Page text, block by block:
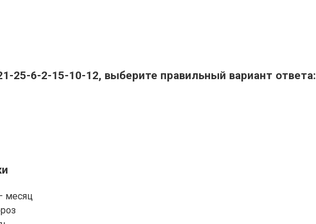
25-6-2-15-10-12, выберите правильный вариант ответа:
месяц